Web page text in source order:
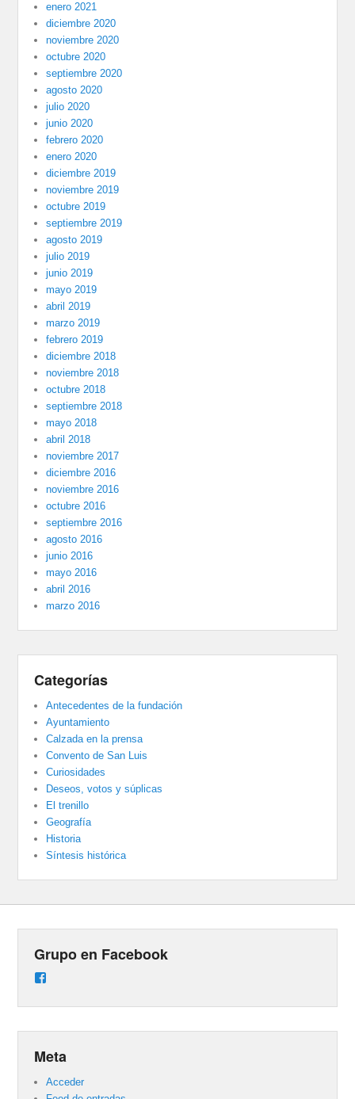
enero 2021
diciembre 2020
noviembre 2020
octubre 2020
septiembre 2020
agosto 2020
julio 2020
junio 2020
febrero 2020
enero 2020
diciembre 2019
noviembre 2019
octubre 2019
septiembre 2019
agosto 2019
julio 2019
junio 2019
mayo 2019
abril 2019
marzo 2019
febrero 2019
diciembre 2018
noviembre 2018
octubre 2018
septiembre 2018
mayo 2018
abril 2018
noviembre 2017
diciembre 2016
noviembre 2016
octubre 2016
septiembre 2016
agosto 2016
junio 2016
mayo 2016
abril 2016
marzo 2016
Categorías
Antecedentes de la fundación
Ayuntamiento
Calzada en la prensa
Convento de San Luis
Curiosidades
Deseos, votos y súplicas
El trenillo
Geografía
Historia
Síntesis histórica
Grupo en Facebook
en
Meta
Acceder